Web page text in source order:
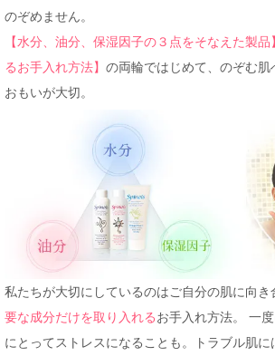
のぞめません。
【水分、油分、保湿因子の３点をそなえた製
るお手入れ方法】 の両輪ではじめて、のぞむ肌
おもいが大切。
私たちが大切にしているのはご自分の肌に向き
要な成分だけを取り入れるお手入れ方法。 一
にとってストレスになることも。トラブル肌に